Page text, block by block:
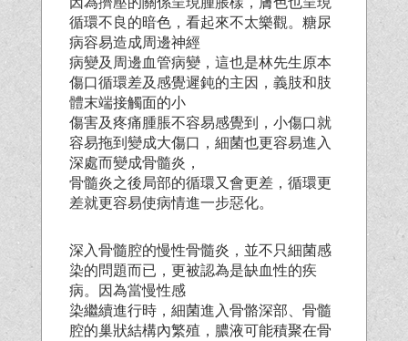
循環不良的暗色，看起來不太樂觀。糖尿
病容易造成周邊神經
病變及周邊血管病變，這也是林先生原本
傷口循環差及感覺遲鈍的主因，義肢和肢
體末端接觸面的小
傷害及疼痛腫脹不容易感覺到，小傷口就
容易拖到變成大傷口，細菌也更容易進入
深處而變成骨髓炎，
骨髓炎之後局部的循環又會更差，循環更
差就更容易使病情進一步惡化。
深入骨髓腔的慢性骨髓炎，並不只細菌感
染的問題而已，更被認為是缺血性的疾
病。因為當慢性感
染繼續進行時，細菌進入骨骼深部、骨髓
腔的巢狀結構內繁殖，膿液可能積聚在骨